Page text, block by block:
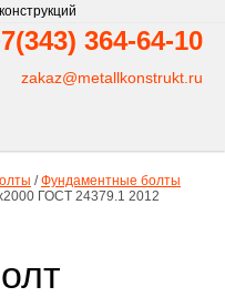
364-64-10
zakaz@metallkonstrukt.ru
/ Фундаментные болты
ГОСТ 24379.1 2012